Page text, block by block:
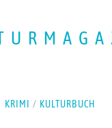
KRIMI / KULTURBUCH